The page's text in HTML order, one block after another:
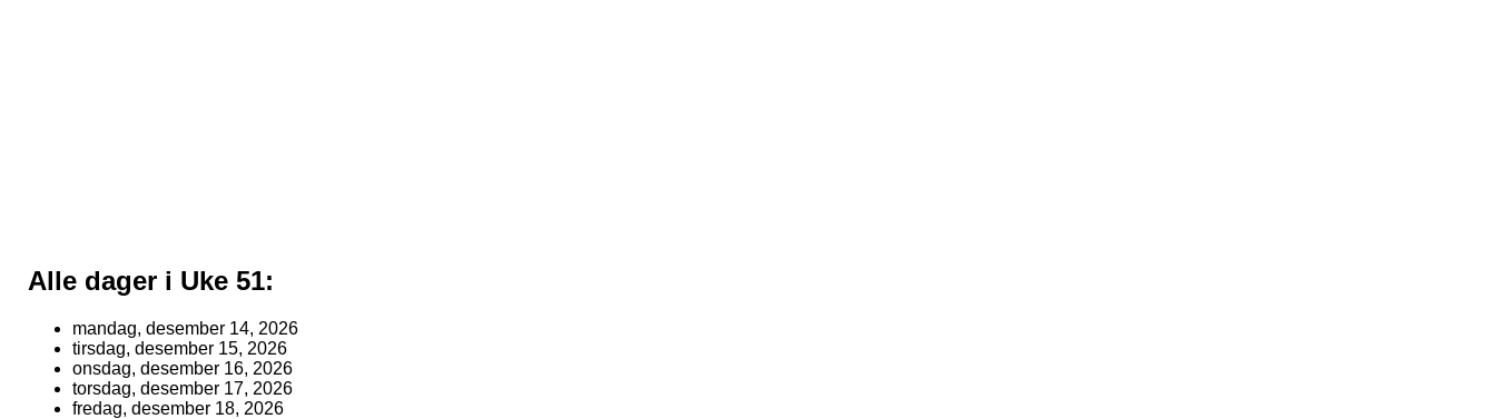
Alle dager i Uke 51:
mandag, desember 14, 2026
tirsdag, desember 15, 2026
onsdag, desember 16, 2026
torsdag, desember 17, 2026
fredag, desember 18, 2026